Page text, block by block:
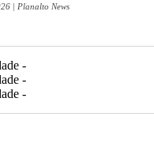
| Planalto News
-
-
-